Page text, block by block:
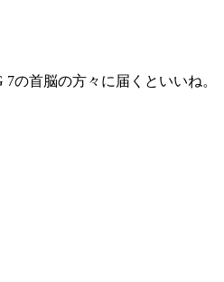
の首脳の方々に届くといいね。